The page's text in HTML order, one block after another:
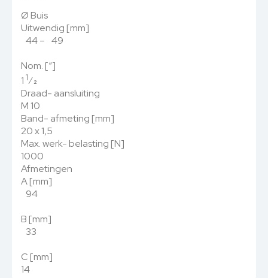
Ø Buis
Uitwendig [mm]
44 – 49
Nom. [“]
1 1⁄2
Draad- aansluiting
M 10
Band- afmeting [mm]
20 x 1,5
Max. werk- belasting [N]
1000
Afmetingen
A [mm]
94
B [mm]
33
C [mm]
14